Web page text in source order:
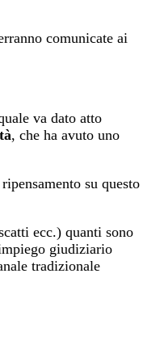
comunicate ai
va dato atto
, che ha avuto uno
su questo
ecc.) quanti sono
giudiziario
tradizionale